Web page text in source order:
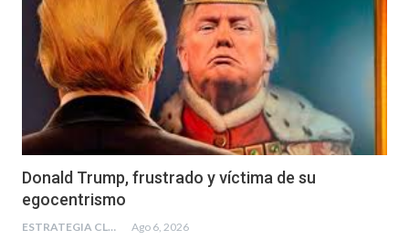
Donald Trump, frustrado y víctima de su
egocentrismo
ESTRATEGIA CLAE Ago 6, 2026